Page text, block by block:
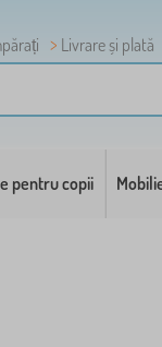
Livrare și plată
pentru copii